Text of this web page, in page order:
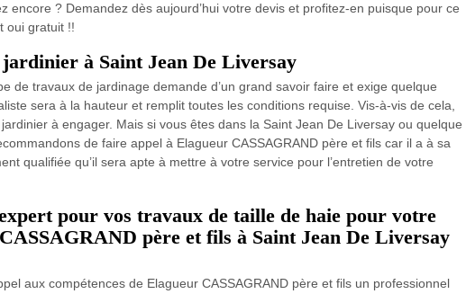
encore ? Demandez dès aujourd’hui votre devis et profitez-en puisque pour ce
oui gratuit !!
à Saint Jean De Liversay
de travaux de jardinage demande d’un grand savoir faire et exige quelque
sera à la hauteur et remplit toutes les conditions requise. Vis-à-vis de cela,
à engager. Mais si vous êtes dans la Saint Jean De Liversay ou quelque
de faire appel à Elagueur CASSAGRAND père et fils car il a à sa
qualifiée qu’il sera apte à mettre à votre service pour l’entretien de votre
pour vos travaux de taille de haie pour votre
père et fils à Saint Jean De Liversay
aux compétences de Elagueur CASSAGRAND père et fils un professionnel